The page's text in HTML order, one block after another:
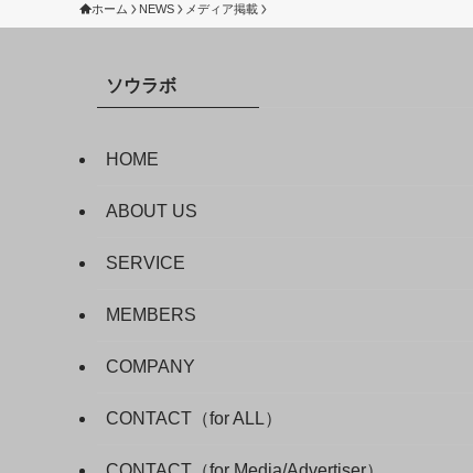
ホーム NEWS メディア掲載
ソウラボ
HOME
ABOUT US
SERVICE
MEMBERS
COMPANY
CONTACT（for ALL）